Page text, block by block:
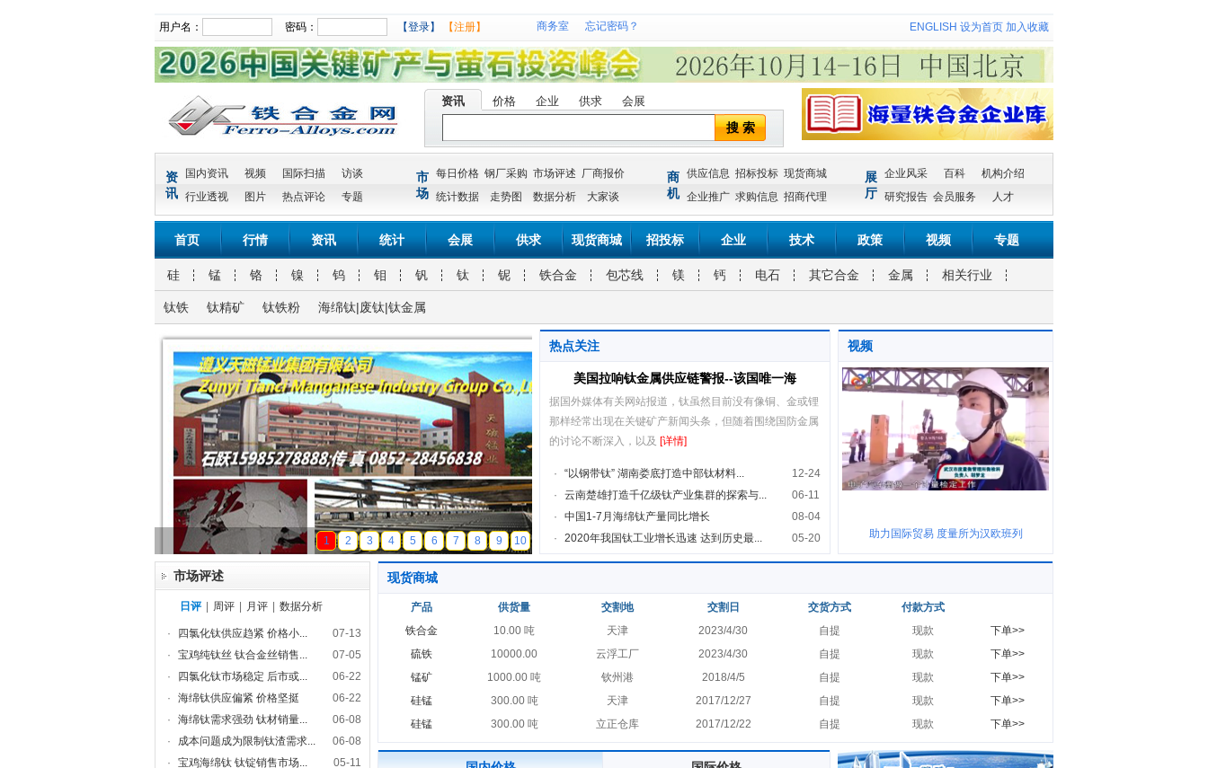
用户名： 密码： 【登录】 【注册】 商务室 忘记密码？ ENGLISH 设为首页 加入收藏
资讯 价格 企业 供求 会展
搜 索
资
讯
国内资讯 视频 国际扫描
访谈
行业透视
图片 热点评论 专题
市
场
每日价格 钢厂采购 市场评述 厂商报价
统计数据
走势图 数据分析 大家谈
商
机
供应信息 招标投标 现货商城
企业推广 求购信息 招商代理
展
厅
企业风采 百科
机构介绍
研究报告 会员服务 人才
首页 行情 资讯 统计 会展 供求 现货商城 招投标 企业 技术 政策 视频 专题
硅 锰 铬 镍 钨 钼 钒 钛 铌 铁合金 包芯线 镁 钙 电石 其它合金 金属 相关行业
钛铁 钛精矿 钛铁粉 海绵钛|废钛|钛金属
天磁锰业
1 2 3 4 5 6 7 8 9 10
热点关注
美国拉响钛金属供应链警报--该国唯一海
据国外媒体有关网站报道，钛虽然目前没有像铜、金或锂
那样经常出现在关键矿产新闻头条，但随着围绕国防金属
的讨论不断深入，以及 [详情]
· “以钢带钛” 湖南娄底打造中部钛材料...
12-24
·
云南楚雄打造千亿级钛产业集群的探索与...
06-11
·
中国1-7月海绵钛产量同比增长
08-04
·
2020年我国钛工业增长迅速 达到历史最... 05-20
视频
助力国际贸易 度量所为汉欧班列
市场评述
日评 周评 月评 数据分析
· 四氯化钛供应趋紧 价格小...
07-13
·
宝鸡纯钛丝 钛合金丝销售...
07-05
·
四氯化钛市场稳定 后市或...
06-22
·
海绵钛供应偏紧 价格坚挺
06-22
·
海绵钛需求强劲 钛材销量...
06-08
·
成本问题成为限制钛渣需求...
06-08
·
宝鸡海绵钛 钛锭销售市场... 05-11
现货商城
产品 供货量 交割地 交割日 交货方式
付款方式
铁合金
10.00 吨 天津 2023/4/30 自提 现款
下单>>
硫铁
10000.00 云浮工厂 2023/4/30 自提 现款
下单>>
锰矿
1000.00 吨 钦州港 2018/4/5 自提 现款
下单>>
硅锰
300.00 吨 天津 2017/12/27 自提 现款
下单>>
硅锰
300.00 吨 立正仓库 2017/12/22 自提 现款 下单>>